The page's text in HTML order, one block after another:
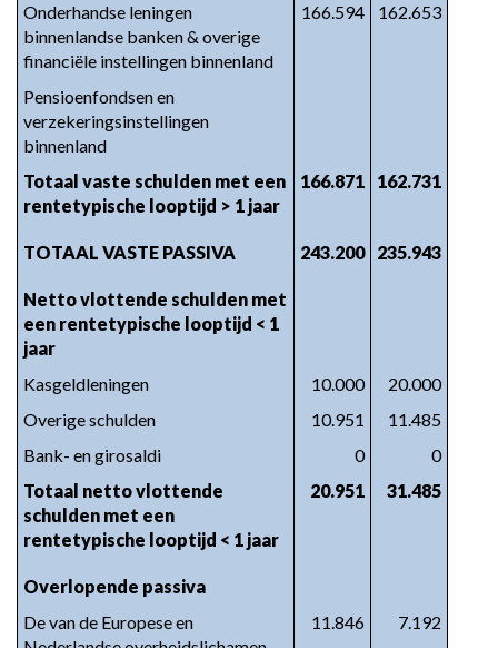
Onderhandse leningen
binnenlandse banken & overige
financiële instellingen binnenland
166.594 162.653
Pensioenfondsen en
verzekeringsinstellingen
binnenland
Totaal vaste schulden met een
rentetypische looptijd > 1 jaar
166.871 162.731
TOTAAL VASTE PASSIVA 243.200 235.943
Netto vlottende schulden met
een rentetypische looptijd < 1
jaar
Kasgeldleningen
10.000
20.000
Overige schulden
10.951
11.485
Bank- en girosaldi
0
0
Totaal netto vlottende
schulden met een
rentetypische looptijd < 1 jaar
20.951 31.485
Overlopende passiva
De van de Europese en
11.846 7.192